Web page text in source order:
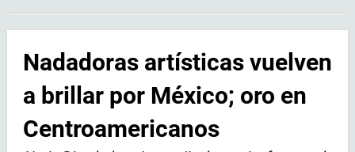
Nadadoras artísticas vuelven
a brillar por México; oro en
Centroamericanos